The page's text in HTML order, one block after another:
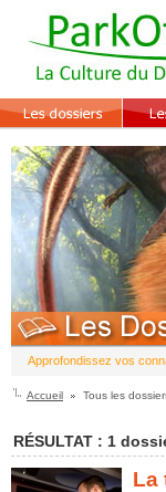
Approfondissez vos
Accueil Tous les
RÉSULTAT : 1
La